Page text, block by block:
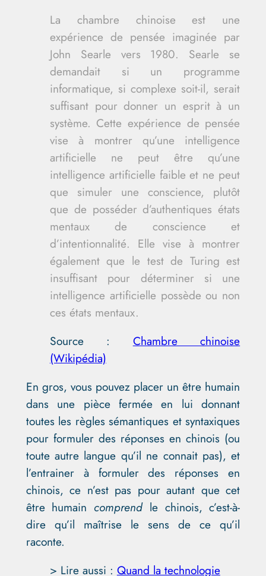
La chambre chinoise est une
expérience de pensée imaginée par
John Searle vers 1980. Searle se
demandait si un programme
informatique, si complexe soit-il, serait
suffisant pour donner un esprit à un
système. Cette expérience de pensée
vise à montrer qu’une intelligence
artificielle ne peut être qu’une
intelligence artificielle faible et ne peut
que simuler une conscience, plutôt
que de posséder d’authentiques états
mentaux de conscience et
d’intentionnalité. Elle vise à montrer
également que le test de Turing est
insuffisant pour déterminer si une
intelligence artificielle possède ou non
ces états mentaux.
Source : Chambre chinoise
(Wikipédia)
En gros, vous pouvez placer un être humain
dans une pièce fermée en lui donnant
toutes les règles sémantiques et syntaxiques
pour formuler des réponses en chinois (ou
toute autre langue qu’il ne connait pas), et
l’entrainer à formuler des réponses en
chinois, ce n’est pas pour autant que cet
être humain comprendle chinois, c’est-à-
dire qu’il maîtrise le sens de ce qu’il
raconte.
> Lire aussi : Quand la technologie